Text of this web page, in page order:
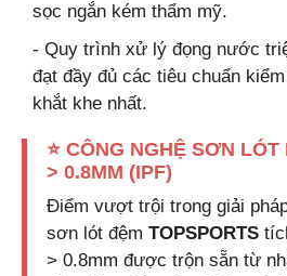
sọc ngắn kém thẩm mỹ.
- Quy trình xử lý đọng nước
đạt đầy đủ các tiêu chuẩn
khắt khe nhất.
⭐ CÔNG NGHỆ SƠN
> 0.8MM (IPF)
Điểm vượt trội trong giải
sơn lót đệm TOPSPORTS
> 0.8mm được trộn sẵn từ